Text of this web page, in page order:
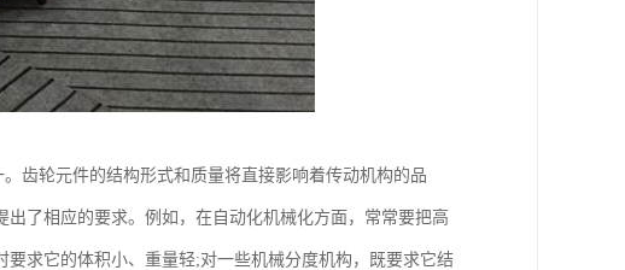
齿轮元件的结构形式和质量将直接影响着传动机构的品
了相应的要求。例如，在自动化机械化方面，常常要把高
求它的体积小、重量轻;对一些机械分度机构，既要求它结